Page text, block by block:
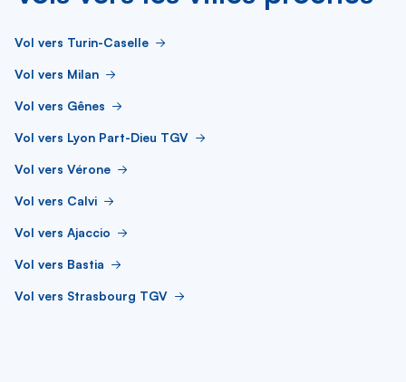
Vol vers Turin-Caselle
Vol vers Milan
Vol vers Gênes
Vol vers Lyon Part-Dieu TGV
Vol vers Vérone
Vol vers Calvi
Vol vers Ajaccio
Vol vers Bastia
Vol vers Strasbourg TGV